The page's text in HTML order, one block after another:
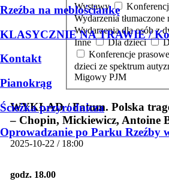
Rzeźba na meblościankę
KLASYCZNIE NA TRAWIE /
Kontakt
Pianokrąg
Ścieżka przyrodnicza
Oprowadzanie po Parku Rzeźby
Wystawy
Wydarzenia tłumaczone
Wydarzenia dla osób z
Inne
Dla dzieci
Konferencje prasowe
dzieci ze spektrum
Migowy PJM
WYKŁAD / Fatum. Polska
– Chopin, Mickiewicz, Antoine
2025-10-22 / 18:00
godz. 18.00